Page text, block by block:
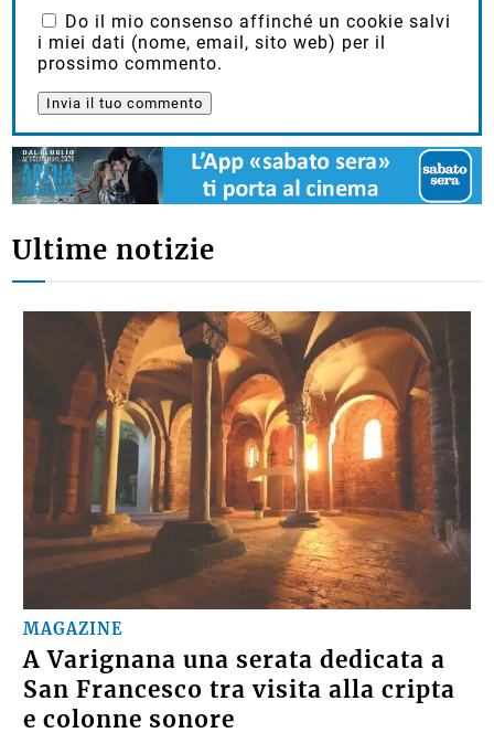
Do il mio consenso affinché un cookie salvi
i miei dati (nome, email, sito web) per il
prossimo commento.
Ultime notizie
MAGAZINE
A Varignana una serata dedicata a
San Francesco tra visita alla cripta
e colonne sonore